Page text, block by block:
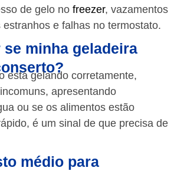
de gelo no freezer, vazamentos
e falhas no termostato.
se minha geladeira
está gelando corretamente,
apresentando
ou se os alimentos estão
é um sinal de que precisa de
médio para